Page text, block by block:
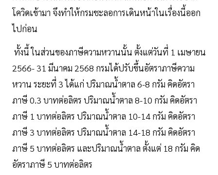
โควิดเข้ามา จึงทำให้กรมชะลอการเดินหน้าในเรื่องนี้ออก
ไปก่อน
ทั้งนี้ ในส่วนของภาษีความหวานนั้น ตั้งแต่วันที่ 1 เมษายน
2566- 31 มีนาคม 2568 กรมได้ปรับขึ้นอัตราภาษีความ
หวาน ระยะที่ 3 ได้แก่ ปริมาณน้ำตาล 6-8 กรัม คิดอัตรา
ภาษี 0.3 บาทต่อลิตร ปริมาณน้ำตาล 8-10 กรัม คิดอัตรา
ภาษี 1 บาทต่อลิตร ปริมาณน้ำตาล 10-14 กรัม คิดอัตรา
ภาษี 3 บาทต่อลิตร ปริมาณน้ำตาล 14-18 กรัม คิดอัตรา
ภาษี 5 บาทต่อลิตร และปริมาณน้ำตาล ตั้งแต่ 18 กรัม คิด
อัตราภาษี 5 บาทต่อลิตร